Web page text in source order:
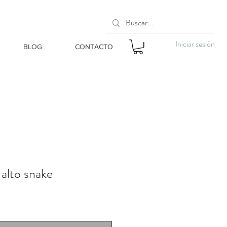
BLOG CONTACTO Iniciar sesión
snake